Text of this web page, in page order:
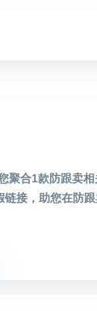
聚合1款防跟卖
链接，助您在防